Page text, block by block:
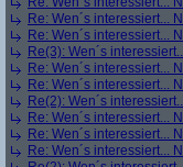
Re: Wen´s interessiert...
Re: Wen´s interessiert...
Re(3): Wen´s
Re: Wen´s interessiert...
Re: Wen´s interessiert...
Re(2): Wen´s
Re: Wen´s interessiert...
Re: Wen´s interessiert...
Re: Wen´s interessiert...